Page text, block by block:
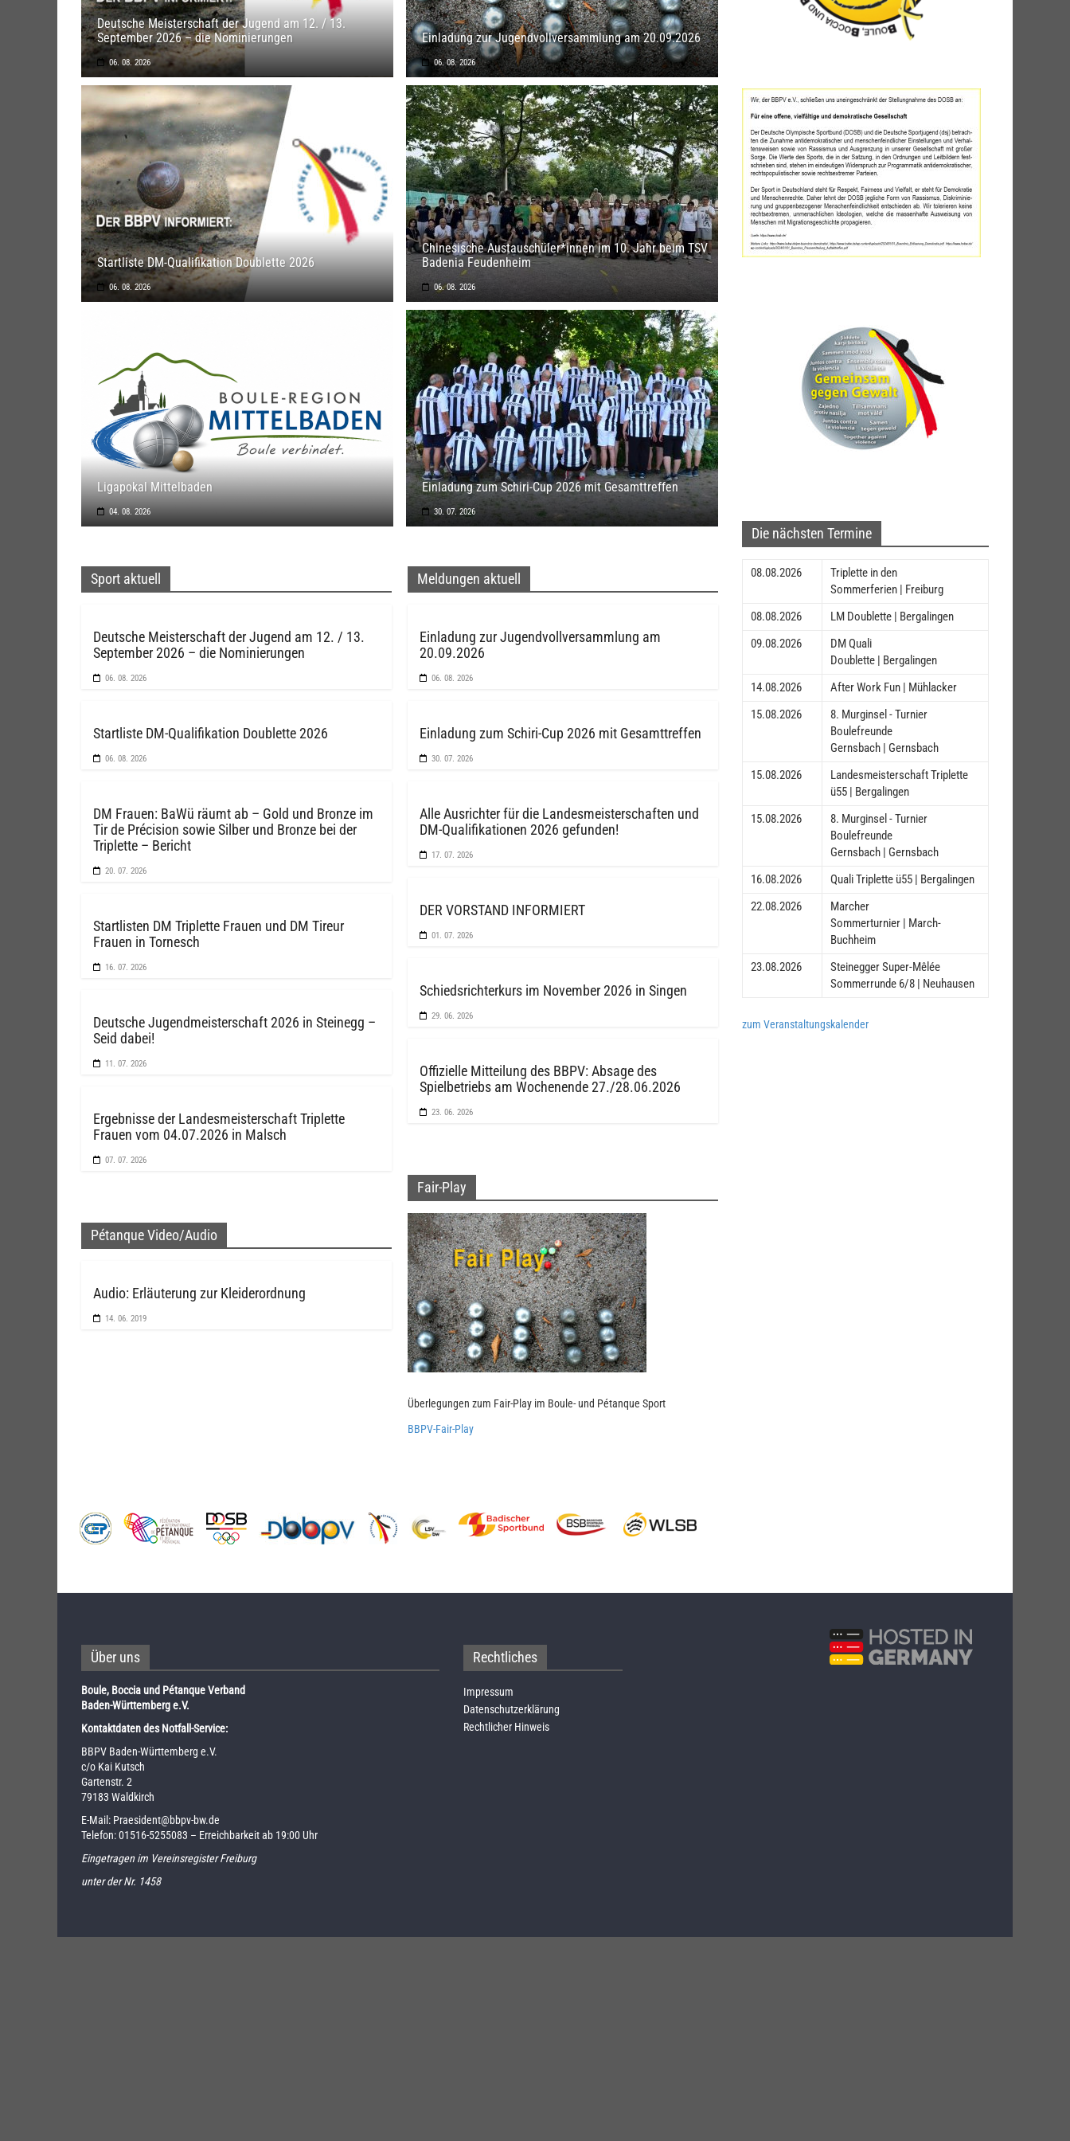
Deutsche Meisterschaft der Jugend am 12. / 13.
September 2026 – die Nominierungen
06. 08. 2026
Einladung zur Jugendvollversammlung am 20.09.2026
06. 08. 2026
Startliste DM-Qualifikation Doublette 2026
06. 08. 2026
Chinesische Austauschüler*innen im 10. Jahr beim TSV
Badenia Feudenheim
06. 08. 2026
Ligapokal Mittelbaden
04. 08. 2026
Einladung zum Schiri-Cup 2026 mit Gesamttreffen
30. 07. 2026
Sport aktuell
Deutsche Meisterschaft der Jugend am 12. / 13.
September 2026 – die Nominierungen
06. 08. 2026
Startliste DM-Qualifikation Doublette 2026
06. 08. 2026
DM Frauen: BaWü räumt ab – Gold und Bronze im
Tir de Précision sowie Silber und Bronze bei der
Triplette – Bericht
20. 07. 2026
Startlisten DM Triplette Frauen und DM Tireur
Frauen in Tornesch
16. 07. 2026
Deutsche Jugendmeisterschaft 2026 in Steinegg –
Seid dabei!
11. 07. 2026
Ergebnisse der Landesmeisterschaft Triplette
Frauen vom 04.07.2026 in Malsch
07. 07. 2026
Pétanque Video/Audio
Audio: Erläuterung zur Kleiderordnung
14. 06. 2019
Meldungen aktuell
Einladung zur Jugendvollversammlung am
20.09.2026
06. 08. 2026
Einladung zum Schiri-Cup 2026 mit Gesamttreffen
30. 07. 2026
Alle Ausrichter für die Landesmeisterschaften und
DM-Qualifikationen 2026 gefunden!
17. 07. 2026
DER VORSTAND INFORMIERT
01. 07. 2026
Schiedsrichterkurs im November 2026 in Singen
29. 06. 2026
Offizielle Mitteilung des BBPV: Absage des
Spielbetriebs am Wochenende 27./28.06.2026
23. 06. 2026
Fair-Play
Überlegungen zum Fair-Play im Boule- und Pétanque Sport
BBPV-Fair-Play
Die nächsten Termine
08.08.2026
Triplette in den
Sommerferien | Freiburg
08.08.2026
LM Doublette | Bergalingen
09.08.2026
DM Quali
Doublette | Bergalingen
14.08.2026
After Work Fun | Mühlacker
15.08.2026
8. Murginsel - Turnier
Boulefreunde
Gernsbach | Gernsbach
15.08.2026
Landesmeisterschaft Triplette
ü55 | Bergalingen
15.08.2026
8. Murginsel - Turnier
Boulefreunde
Gernsbach | Gernsbach
16.08.2026
Quali Triplette ü55 | Bergalingen
22.08.2026
Marcher
Sommerturnier | March-
Buchheim
23.08.2026
Steinegger Super-Mêlée
Sommerrunde 6/8 | Neuhausen
zum Veranstaltungskalender
Über uns
Boule, Boccia und Pétanque Verband
Baden-Württemberg e.V.
Kontaktdaten des Notfall-Service:
BBPV Baden-Württemberg e.V.
c/o Kai Kutsch
Gartenstr. 2
79183 Waldkirch
E-Mail: Praesident@bbpv-bw.de
Telefon:01516-5255083 – Erreichbarkeit ab 19:00 Uhr
Eingetragen im Vereinsregister Freiburg
unter der Nr. 1458
Rechtliches
Impressum
Datenschutzerklärung
Rechtlicher Hinweis